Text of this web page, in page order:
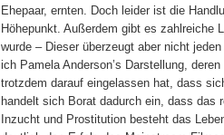
Ehepaar, ernten. Doch leider ist die
Höhepunkt. Außerdem gibt es zahlreiche
wurde – Dieser überzeugt aber nicht
ich Pamela Anderson’s Darstellung,
trotzdem darauf eingelassen hat, dass
handelt sich Borat dadurch ein, dass das
Inzucht und Prostitution besteht das